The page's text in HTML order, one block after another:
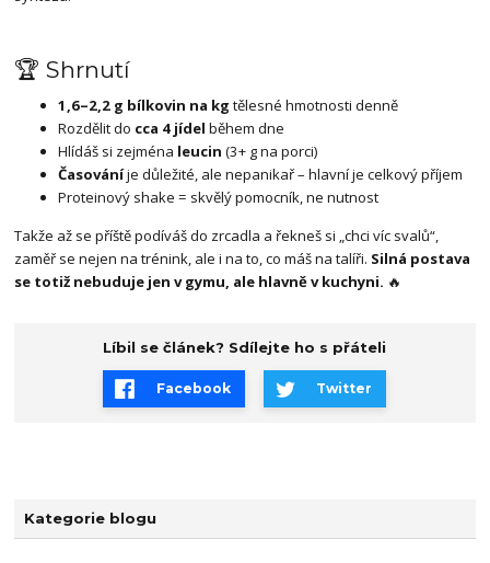
Kategorie blogu
🏆 Shrnutí
1,6–2,2 g bílkovin na kg tělesné hmotnosti denně
Rozdělit do cca 4 jídel během dne
Hlídáš si zejména leucin (3+ g na porci)
Časováníje důležité, ale nepanikař – hlavní je celkový příjem
Proteinový shake = skvělý pomocník, ne nutnost
Takže až se příště podíváš do zrcadla a řekneš si „chci víc svalů“,
zaměř se nejen na trénink, ale i na to, co máš na talíři. Silná postava
se totiž nebuduje jen v gymu, ale hlavně v kuchyni. 🔥
Líbil se článek? Sdílejte ho s přáteli
Facebook Twitter